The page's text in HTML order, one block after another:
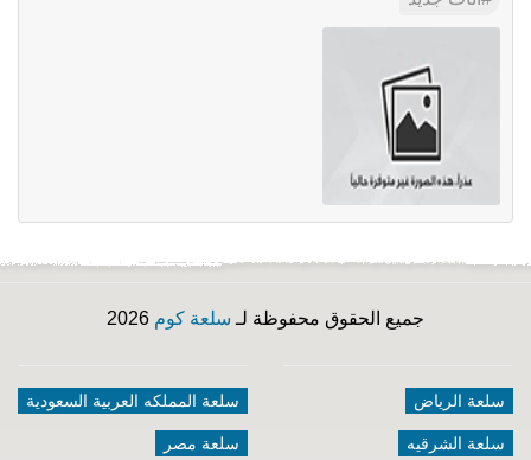
جميع الحقوق محفوظة لـ سلعة كوم
سلعة الرياض
سلعة الشرقيه
سلعة المملكه العربية السعودية
سلعة مصر